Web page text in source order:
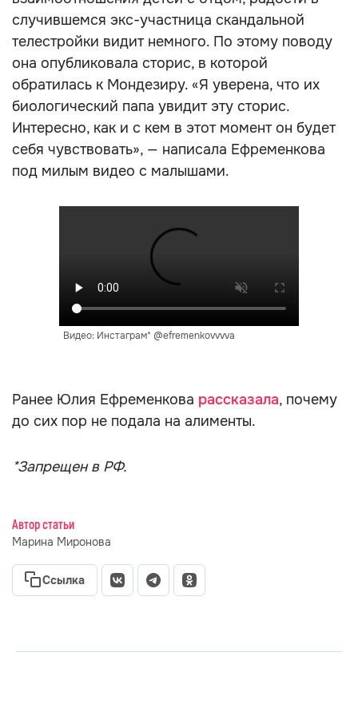
случившемся экс-участница скандальной
телестройки видит немного. По этому поводу
она опубликовала сторис, в которой
обратилась к Мондезиру. «Я уверена, что их
биологический папа увидит эту сторис.
Интересно, как и с кем в этот момент он будет
себя чувствовать», — написала Ефременкова
под милым видео с малышами.
Видео: Инстаграм* @efremenkovvvva
Ранее Юлия Ефременкова рассказала, почему
до сих пор не подала на алименты.
*Запрещен в РФ.
Автор статьи
Марина Миронова
Ссылка